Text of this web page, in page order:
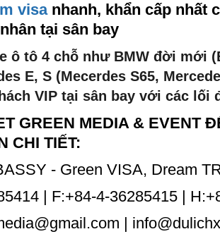
visanhanh, khẩn cấp nhất
tại sân bay
ô tô 4 chỗ như BMW đời mới
E, S (Mecerdes S65,
VIP tại sân bay với các lối
GREEN MEDIA & EVENT
CHI TIẾT:
- Green VISA, Dream
| F:+84-4-36285415 |
|